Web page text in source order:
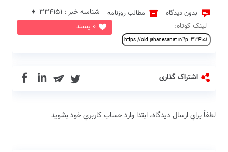
بدون دیدگاه مطالب روزنامه
0 پسند
شناسه خبر : 334151 ♦
لینک کوتاه:
اشتراک گذاری in
لطفاً براي ارسال دیدگاه، ابتدا وارد حساب كاربري خود بشويد